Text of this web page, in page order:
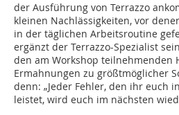
der Ausführung von Terrazzo
kleinen Nachlässigkeiten, vor
in der täglichen Arbeitsroutine
ergänzt der Terrazzo-Spezialist
den am Workshop teilnehmenden
Ermahnungen zu größtmöglicher
denn: „Jeder Fehler, den ihr euch
leistet, wird euch im nächsten